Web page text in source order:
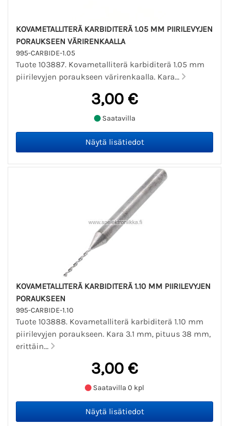
KOVAMETALLITERÄ KARBIDITERÄ 1.05 MM PIIRILEVYJEN
PORAUKSEEN VÄRIRENKAALLA
995-CARBIDE-1.05
Tuote 103887. Kovametalliterä karbiditerä 1.05 mm
piirilevyjen poraukseen värirenkaalla. Kara...
3,00 €
Saatavilla
KOVAMETALLITERÄ KARBIDITERÄ 1.10 MM PIIRILEVYJEN
PORAUKSEEN
995-CARBIDE-1.10
Tuote 103888. Kovametalliterä karbiditerä 1.10 mm
piirilevyjen poraukseen. Kara 3.1 mm, pituus 38 mm,
erittäin...
3,00 €
Saatavilla 0 kpl